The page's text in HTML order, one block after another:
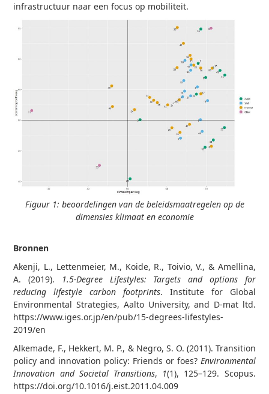
infrastructuur naar een focus op mobiliteit.
Figuur 1: beoordelingen van de beleidsmaatregelen op de
dimensies klimaat en economie
Bronnen
Akenji, L., Lettenmeier, M., Koide, R., Toivio, V., & Amellina,
A. (2019).
1.5-Degree Lifestyles: Targets and options for
reducing lifestyle carbon footprints. Institute for Global
Environmental Strategies, Aalto University, and D-mat ltd.
https://www.iges.or.jp/en/pub/15-degrees-lifestyles-
2019/en
Alkemade, F., Hekkert, M. P., & Negro, S. O. (2011). Transition
policy and innovation policy: Friends or foes? Environmental
Innovation and Societal Transitions, 1(1), 125–129. Scopus.
https://doi.org/10.1016/j.eist.2011.04.009